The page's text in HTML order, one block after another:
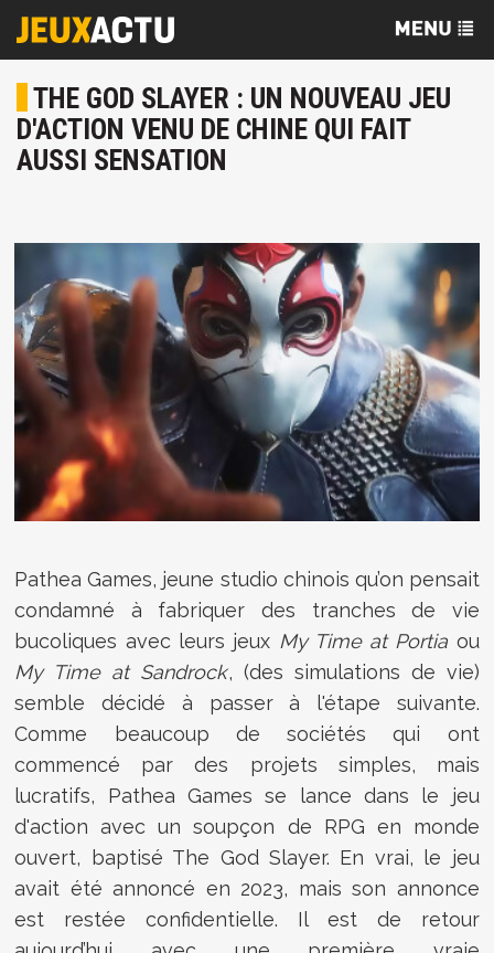
THE GOD SLAYER : UN NOUVEAU JEU
D'ACTION VENU DE CHINE QUI FAIT
AUSSI SENSATION
Pathea Games, jeune studio chinois qu’on pensait
condamné à fabriquer des tranches de vie
bucoliques avec leurs jeux My Time at Portia ou
My Time at Sandrock, (des simulations de vie)
semble décidé à passer à l'étape suivante.
Comme beaucoup de sociétés qui ont
commencé par des projets simples, mais
lucratifs, Pathea Games se lance dans le jeu
d'action avec un soupçon de RPG en monde
ouvert, baptisé The God Slayer. En vrai, le jeu
avait été annoncé en 2023, mais son annonce
est restée confidentielle. Il est de retour